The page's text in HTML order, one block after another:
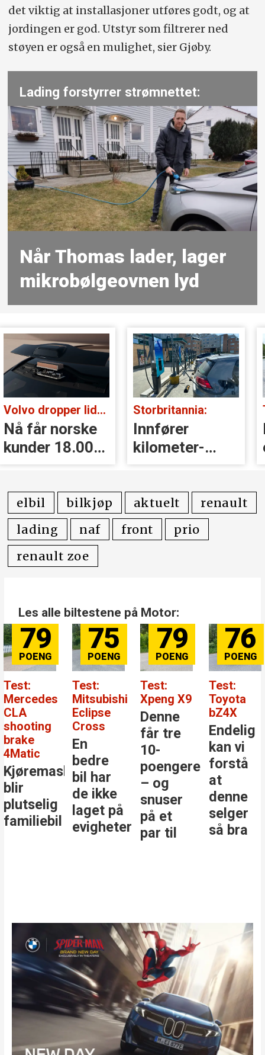
det viktig at installasjoner utføres godt, og at
jordingen er god. Utstyr som filtrerer ned
støyen er også en mulighet, sier Gjøby.
Lading forstyrrer strømnettet:
Når Thomas lader, lager
mikrobølge­ovnen lyd
Volvo dropper lidar for godt:
Nå får norske
kunder 18.000
kr i erstatning
Storbritannia:
Innfører
kilometer­
avgift for
elbil bilkjøp aktuelt
renault
lading
naf front
prio
renault zoe
Les alle biltestene på Motor:
79
Test:
Mercedes
CLA
shooting
brake
4Matic
Kjøremaskinen
blir
plutselig
familiebil
75
Test:
Mitsubishi
Eclipse
Cross
En
bedre
bil har
de ikke
laget på
evigheter
79
Test:
Xpeng X9
Denne
får tre
10-
poengere
– og
snuser
på et
par til
76
Test:
Toyota
bZ4X
Endelig
kan vi
forstå
at
denne
selger
så bra